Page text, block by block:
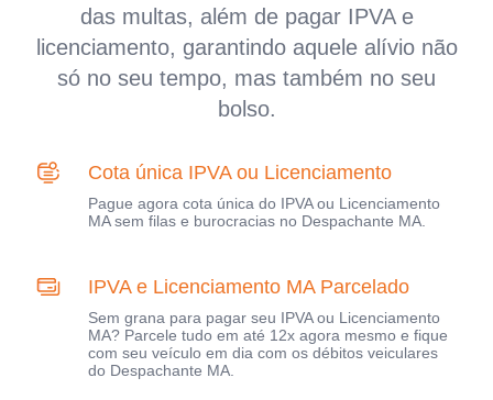
das multas, além de pagar IPVA e
licenciamento, garantindo aquele alívio não
só no seu tempo, mas também no seu
bolso.
Cota única IPVA ou Licenciamento
Pague agora cota única do IPVA ou Licenciamento
MA sem filas e burocracias no Despachante MA.
IPVA e Licenciamento MA Parcelado
Sem grana para pagar seu IPVA ou Licenciamento
MA? Parcele tudo em até 12x agora mesmo e fique
com seu veículo em dia com os débitos veiculares
do Despachante MA.